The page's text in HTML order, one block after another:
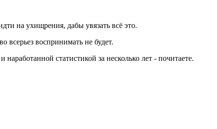
на ухищрения, дабы увязать всё это.
воспринимать не будет.
статистикой за несколько лет - почитаете.